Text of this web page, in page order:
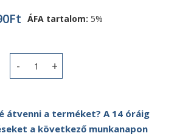
Ft ÁFA tartalom: 5%
Szív- és érrendszeri markerek
átvenni a terméket? A 14 óráig
a következő munkanapon